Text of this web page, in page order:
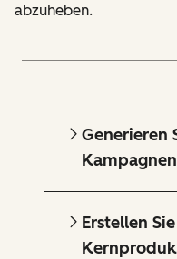
abzuheben.
Generieren
Erstellen